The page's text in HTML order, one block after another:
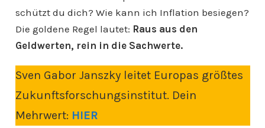
schützt du dich? Wie kann ich Inflation besiegen?
Die goldene Regel lautet: Raus aus den
Geldwerten, rein in die Sachwerte.
Sven Gabor Janszky leitet Europas größtes
Zukunftsforschungsinstitut. Dein
Mehrwert: HIER